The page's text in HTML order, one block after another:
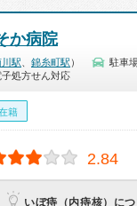
か病院
川駅 錦糸町駅 ） 駐車
子処方せん対応
籍
2.84
いぼ痔（内痔核）に